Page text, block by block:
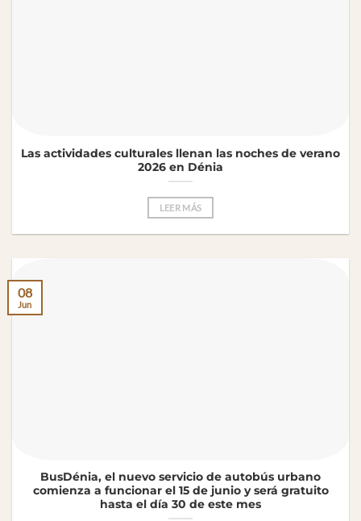
Las actividades culturales llenan las noches de verano
2026 en Dénia
LEER MÁS
BusDénia, el nuevo servicio de autobús urbano
comienza a funcionar el 15 de junio y será gratuito
hasta el día 30 de este mes
08
Jun